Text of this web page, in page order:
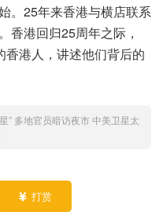
。25年来香港与横店联系
香港回归25周年之际，
香港人，讲述他们背后的
” 多地官员暗访夜市 中美卫星太
 打赏